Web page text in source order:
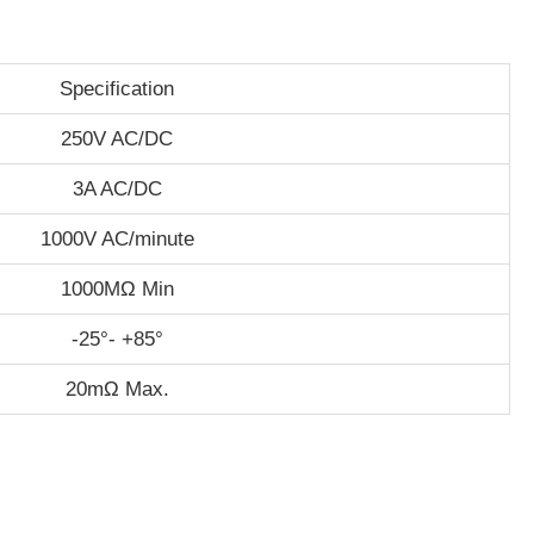
Specification
250V AC/DC
3A AC/DC
1000V AC/minute
1000MΩ Min
-25°- +85°
20mΩ Max.